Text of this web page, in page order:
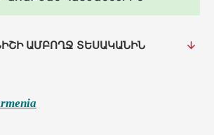
ԱՄԲՈՂՋ ՏԵՍԱԿԱՆԻՆ